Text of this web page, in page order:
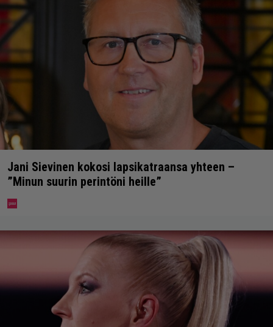
Jani Sievinen kokosi lapsikatraansa yhteen –
”Minun suurin perintöni heille”